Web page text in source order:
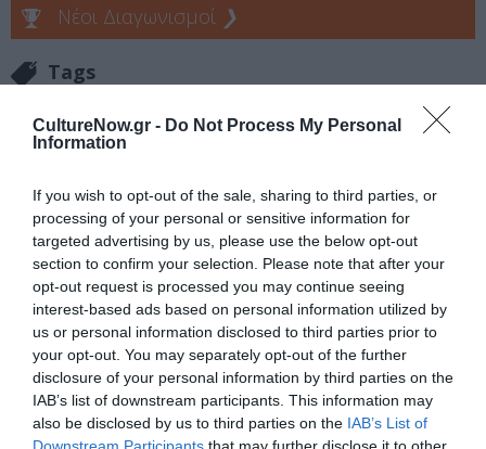
CultureNow.gr - Do Not Process My Personal
Information
If you wish to opt-out of the sale, sharing to third parties, or
processing of your personal or sensitive information for
targeted advertising by us, please use the below opt-out
section to confirm your selection. Please note that after your
opt-out request is processed you may continue seeing
interest-based ads based on personal information utilized by
us or personal information disclosed to third parties prior to
your opt-out. You may separately opt-out of the further
disclosure of your personal information by third parties on the
IAB’s list of downstream participants. This information may
also be disclosed by us to third parties on the IAB’s List of
Downstream Participants that may further disclose it to other
Νέοι Διαγωνισμοί ❯
Tags
ΣΥΝΑΥΛΙΕΣ 2018
Newsletter
Κάθε βδομάδα στο e-mail σας τα τελευταία νέα για
την Τέχνη και τον Πολιτισμό!
Ακολουθήστε το Culturenow.gr